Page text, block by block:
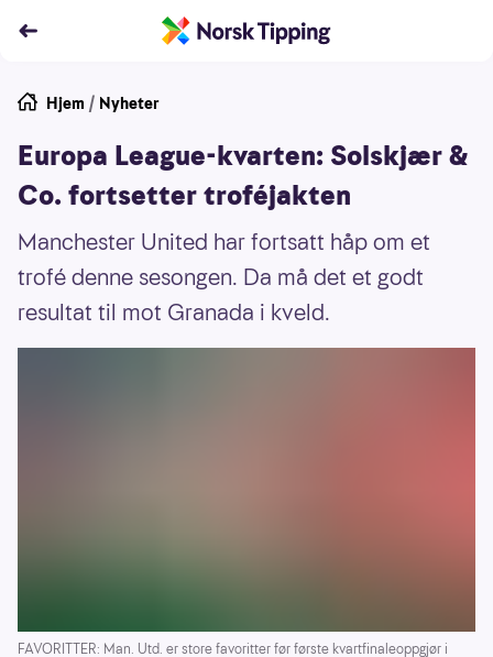
Hjem / Nyheter
Europa League-kvarten: Solskjær &
Co. fortsetter troféjakten
Manchester United har fortsatt håp om et
trofé denne sesongen. Da må det et godt
resultat til mot Granada i kveld.
FAVORITTER: Man. Utd. er store favoritter før første kvartfinaleoppgjør i